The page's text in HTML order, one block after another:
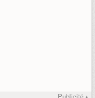
Publicité ▴